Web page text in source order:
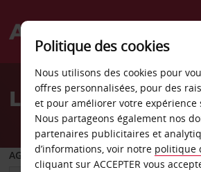
Welcome
AvisLocation de
AGENCE DE DÉPART
Politique des cookies
Nous utilisons des cookies pour
offres personnalisées, pour des
et pour améliorer votre expérience
Nous partageons également nos
partenaires publicitaires et
d’informations, voir notre politique
cliquant sur ACCEPTER vous